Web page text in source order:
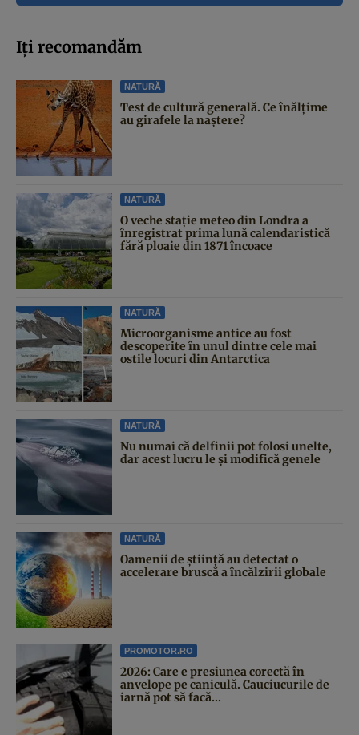
Iți recomandăm
NATURĂ
Test de cultură generală. Ce înălțime
au girafele la naștere?
NATURĂ
O veche stație meteo din Londra a
înregistrat prima lună calendaristică
fără ploaie din 1871 încoace
NATURĂ
Microorganisme antice au fost
descoperite în unul dintre cele mai
ostile locuri din Antarctica
NATURĂ
Nu numai că delfinii pot folosi unelte,
dar acest lucru le și modifică genele
NATURĂ
Oamenii de știință au detectat o
accelerare bruscă a încălzirii globale
PROMOTOR.RO
2026: Care e presiunea corectă în
anvelope pe caniculă. Cauciucurile de
iarnă pot să facă...